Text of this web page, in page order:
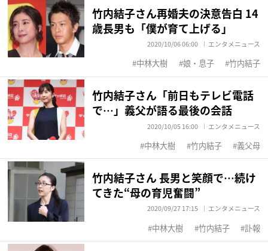
竹内結子さん再婚夫の決意告白 14
歳長男も「僕が育て上げる」
2020/10/06 06:00 エンタメニュース
中林大樹 娘・息子 竹内結子
竹内結子さん「前日もテレビ電話
で…」義父が語る最後の会話
2020/10/05 16:00 エンタメニュース
中林大樹 竹内結子 義父母
竹内結子さん 長男と笑顔で…続け
てきた“母の育児奮闘”
2020/09/27 17:15 エンタメニュース
中林大樹 竹内結子 訃報